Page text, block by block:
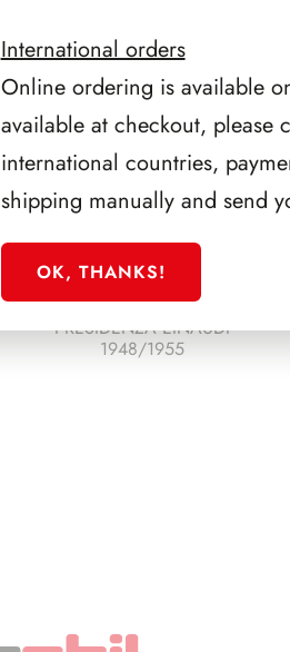
PRESIDENZA EINAUDI
1948/1955
International orders
Online ordering is available
available at checkout, please
international countries,
shipping manually and send
OK, THANKS!